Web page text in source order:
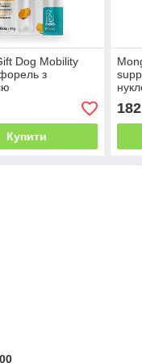
Dog Mobility
з
Купити
182